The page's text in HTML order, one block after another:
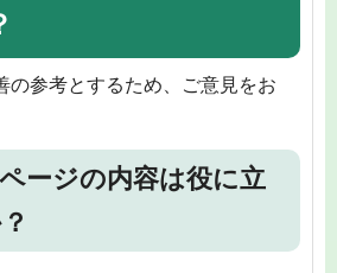
の参考とするため、ご意見をお
ージの内容は役に立